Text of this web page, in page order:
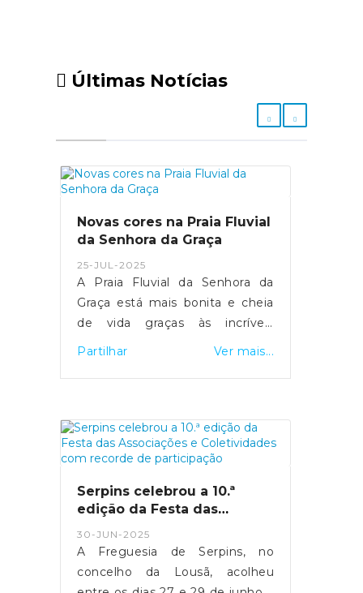
Últimas Notícias
Novas cores na Praia Fluvial
da Senhora da Graça
25-JUL-2025
A Praia Fluvial da Senhora da
Graça está mais bonita e cheia
de vida graças às incríveis
Paroquial de Serpins! Com
talento, os pequenos artistas
aceitaram o desafio da Junta de
Freguesia e transformaram as
paredes num verdadeiro mural
de cor e imaginação. Esta
colaboração das
monitoras/animadoras Célia
Filipe, Irma Martins e Sofia
Partilhar Ver mais...
Serpins celebrou a 10.ª
edição da Festa das
Coletividades com recorde
de participação
30-JUN-2025
A Freguesia de Serpins, no
concelho da Lousã, acolheu